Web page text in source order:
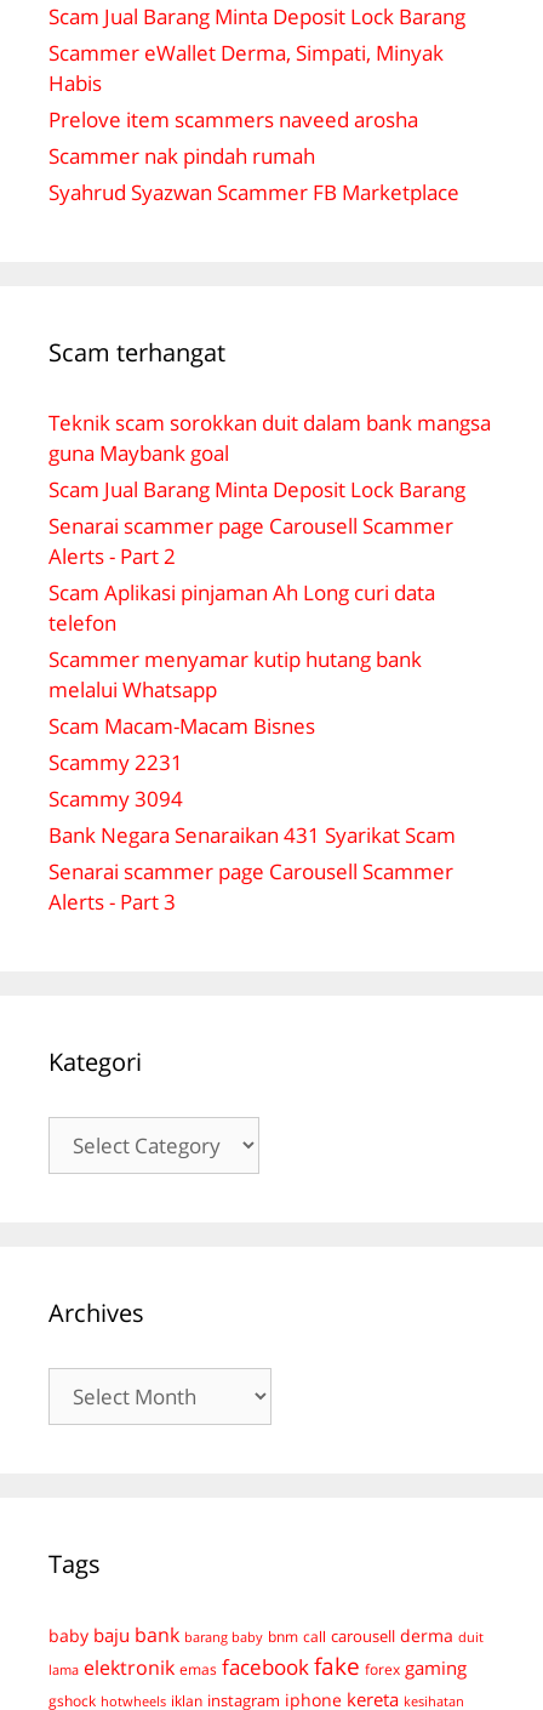
Scam Jual Barang Minta Deposit Lock Barang
Scammer eWallet Derma, Simpati, Minyak
Habis
Prelove item scammers naveed arosha
Scammer nak pindah rumah
Syahrud Syazwan Scammer FB Marketplace
Scam terhangat
Teknik scam sorokkan duit dalam bank mangsa
guna Maybank goal
Scam Jual Barang Minta Deposit Lock Barang
Senarai scammer page Carousell Scammer
Alerts - Part 2
Scam Aplikasi pinjaman Ah Long curi data
telefon
Scammer menyamar kutip hutang bank
melalui Whatsapp
Scam Macam-Macam Bisnes
Scammy 2231
Scammy 3094
Bank Negara Senaraikan 431 Syarikat Scam
Senarai scammer page Carousell Scammer
Alerts - Part 3
Kategori
Archives
Tags
baby baju bank barang baby bnm call carousell derma duit
lama elektronik emas facebook fake forex gaming
gshock hotwheels iklan instagram iphone kereta kesihatan